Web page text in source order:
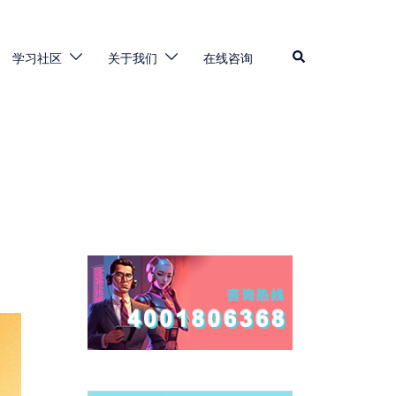
学习社区 关于我们 在线咨询 Search